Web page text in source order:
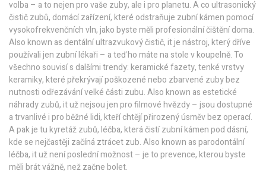
volba – a to nejen pro vaše zuby, ale i pro planetu. A coultrasonický
čistič zubů, domácí zařízení, které odstraňuje zubní kámen pomocí
vysokofrekvenčních vln, jako byste měli profesionální čištění doma.
Also known as dentální ultrazvukový čistič, it je nástroj, který dříve
používali jen zubní lékaři – a teď ho máte na stole v koupelně.To
všechno souvisí s dalšími trendy:keramické fazety,tenké vrstvy
keramiky, které překrývají poškozené nebo zbarvené zuby bez
nutnosti odřezávání velké části zubu. Also known as estetické
náhrady zubů, it už nejsou jen pro filmové hvězdy – jsou dostupné
a trvanlivé i pro běžné lidi, kteří chtějí přirozený úsměv bez operací.
A pak je tukyretáž zubů,léčba, která čistí zubní kámen pod dásní,
kde se nejčastěji začíná ztrácet zub. Also known asparodontální
léčba, it už není poslední možnost – je to prevence, kterou byste
měli brát vážně, než začne bolet.